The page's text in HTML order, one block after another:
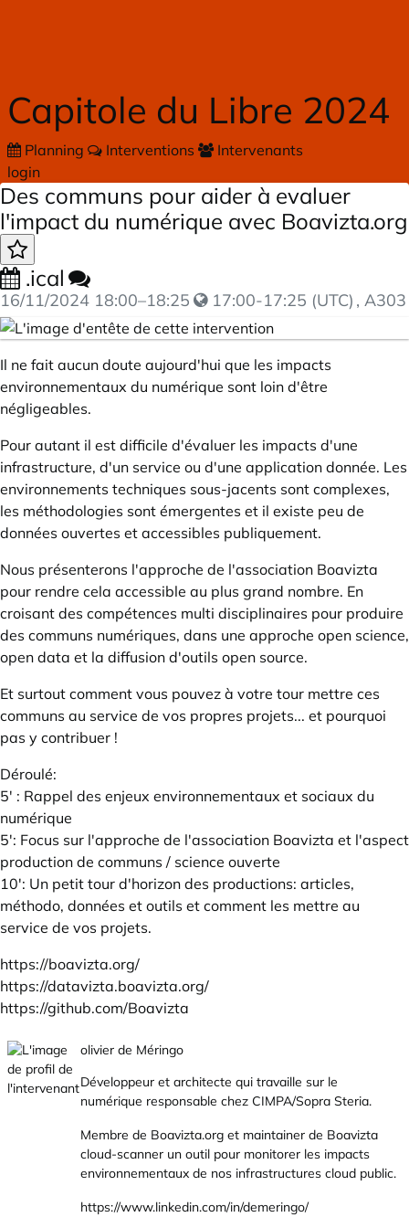
Capitole du Libre 2024
Planning Interventions
Intervenants
login
Des communs pour aider à evaluer
l'impact du numérique avec Boavizta.org
.ical
16/11/2024 18:00–18:25 17:00-17:25 (UTC) , A303
Il ne fait aucun doute aujourd'hui que les impacts
environnementaux du numérique sont loin d'être
négligeables.
Pour autant il est difficile d'évaluer les impacts d'une
infrastructure, d'un service ou d'une application donnée. Les
environnements techniques sous-jacents sont complexes,
les méthodologies sont émergentes et il existe peu de
données ouvertes et accessibles publiquement.
Nous présenterons l'approche de l'association Boavizta
pour rendre cela accessible au plus grand nombre. En
croisant des compétences multi disciplinaires pour produire
des communs numériques, dans une approche open science,
open data et la diffusion d'outils open source.
Et surtout comment vous pouvez à votre tour mettre ces
communs au service de vos propres projets... et pourquoi
pas y contribuer !
Déroulé:
5' : Rappel des enjeux environnementaux et sociaux du
numérique
5': Focus sur l'approche de l'association Boavizta et l'aspect
production de communs / science ouverte
10': Un petit tour d'horizon des productions: articles,
méthodo, données et outils et comment les mettre au
service de vos projets.
https://boavizta.org/
https://datavizta.boavizta.org/
https://github.com/Boavizta
olivier de Méringo
Développeur et architecte qui travaille sur le
numérique responsable chez CIMPA/Sopra Steria.
Membre de Boavizta.orget maintainer de Boavizta
cloud-scanner un outil pour monitorer les impacts
environnementaux de nos infrastructures cloud public.
https://www.linkedin.com/in/demeringo/